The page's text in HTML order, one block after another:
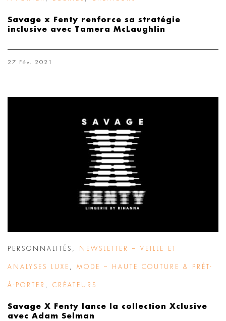
Savage x Fenty renforce sa stratégie
inclusive avec Tamera McLaughlin
27 Fév. 2021
PERSONNALITÉS NEWSLETTER – VEILLE ET
ANALYSES LUXE MODE – HAUTE COUTURE & PRÊT-
À-PORTER CRÉATEURS
Savage X Fenty lance la collection Xclusive
avec Adam Selman